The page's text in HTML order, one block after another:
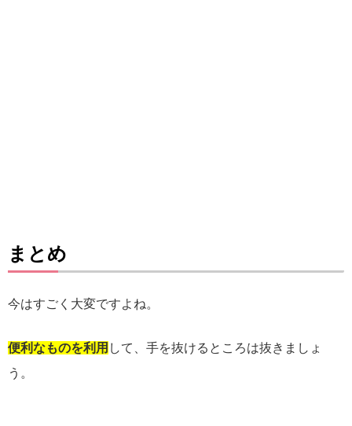
まとめ
今はすごく大変ですよね。
便利なものを利用 して、手を抜けるところは抜きましょ
う。